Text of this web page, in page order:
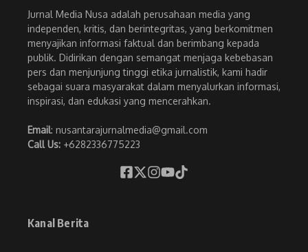
Jurnal Media Nusa adalah perusahaan media yang
independen, kritis, dan berintegritas, yang berkomitmen
menyajikan informasi faktual dan berimbang kepada
publik. Didirikan dengan semangat menjaga kebebasan
pers dan menjunjung tinggi etika jurnalistik, kami hadir
sebagai suara masyarakat dalam menyalurkan informasi,
inspirasi, dan edukasi yang mencerahkan.
Email: nusantarajurnalmedia@gmail.com
Call Us: +6282336775223
Kanal Berita